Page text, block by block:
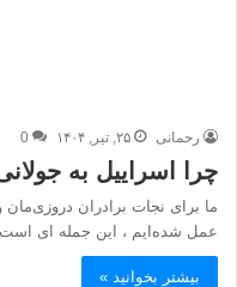
رحمانی ۲۵, تیر, ۱۴۰۴ 0
چرا اسراییل به
ما برای نجات برادران دروزی‌مان
عمل شده‌ایم ، این جمله ای
بیشتر بخوانید »